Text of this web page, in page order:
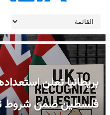
بريطانيا تعلن
فلسطين ضمن شروط